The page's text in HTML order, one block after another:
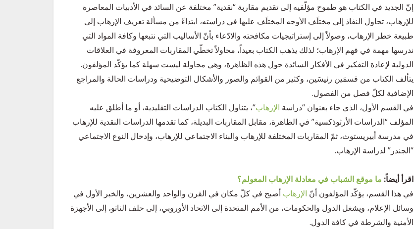
إنّ الجديد في الكتاب هو طموح مؤلّفيه إلى تقديم مقاربة “نقدية” مختلفة عن السائد في الأدبيات المعاصرة
للإرهاب، تحاول النفاذ إلى مختلَف الأوجه المختلَف عليها في دراسته، ابتداءً من مسألة تعريف الإرهاب إلى
طبيعة خطر الإرهاب، وصولاً إلى إستراتيجيات مكافحته والادّعاء بأنّ الأساليب التي نتبعها وكافة المواد التي
ندرسها مهمة في فهم الإرهاب؛ لذلك يذهب الكتاب بعيداً، محاولاً تخطّي المقاربات المعروفة في العلاقات
الدولية لإعادة التفكير في الأفكار السائدة حول هذه الظاهرة، وهي محاولة ليست سهلة كما يؤكّد المؤلفون.
يتألف الكتاب من قسمَين رئيسَين، وكثير من القوائم والصور والأشكال التوضيحية ودراسات الحالة والمراجع
الإضافية لكلّ فصل من الفصول.
في القسم الأول، الذي جاء بعنوان “دراسة الإرهاب“، يتناول الكتاب الدراسات التقليدية، أو ما أطلق عليه
المؤلف “الدراسات الأرثوذكسية” في الظاهرة، مقابل المقاربات البديلة، كما تقدمها الدراسات النقدية للإرهاب
في مدرسة أبيريستوث، ثمّ المقاربات المختلفة للإرهاب والبناء الاجتماعي للإرهاب، وإدخال النوع الاجتماعي
“الجندر” لدراسة الإرهاب.
اقرأ أيضاً: ما موقع الشباب في معادلة الإرهاب المعولم؟
في هذا القسم، يؤكّد المؤلفون أنّ الإرهاب أصبح في كلّ مكان في القرن والواحد والعشرين، والخبر الأول في
وسائل الإعلام، ويشغل الدول والحكومات، من الأمم المتحدة إلى الاتحاد الأوروبي، إلى حلف الناتو، إلى الأجهزة
الأمنية والشرطة في كافة الدول.